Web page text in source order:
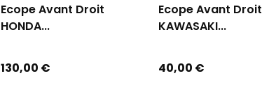
Ecope Avant Droit
HONDA...
Prix
130,00 €
Ecope Avant Droit
KAWASAKI...
Prix
40,00 €